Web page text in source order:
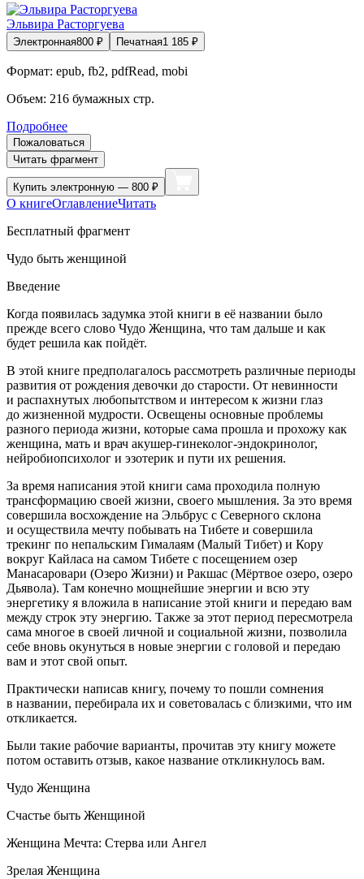
Эльвира Расторгуева
Электронная800 ₽ Печатная1 185 ₽
Формат: epub, fb2, pdfRead, mobi
Объем: 216 бумажных стр.
Подробнее
Пожаловаться
Читать фрагмент
Купить электронную — 800 ₽
О книгеОглавлениеЧитать
Бесплатный фрагмент
Чудо быть женщиной
Введение
Когда появилась задумка этой книги в её названии было
прежде всего слово Чудо Женщина, что там дальше и как
будет решила как пойдёт.
В этой книге предполагалось рассмотреть различные периоды
развития от рождения девочки до старости. От невинности
и распахнутых любопытством и интересом к жизни глаз
до жизненной мудрости. Освещены основные проблемы
разного периода жизни, которые сама прошла и прохожу как
женщина, мать и врач акушер-гинеколог-эндокринолог,
нейробиопсихолог и эзотерик и пути их решения.
За время написания этой книги сама проходила полную
трансформацию своей жизни, своего мышления. За это время
совершила восхождение на Эльбрус с Северного склона
и осуществила мечту побывать на Тибете и совершила
трекинг по непальским Гималаям (Малый Тибет) и Кору
вокруг Кайласа на самом Тибете с посещением озер
Манасаровари (Озеро Жизни) и Ракшас (Мёртвое озеро, озеро
Дьявола). Там конечно мощнейшие энергии и всю эту
энергетику я вложила в написание этой книги и передаю вам
между строк эту энергию. Также за этот период пересмотрела
сама многое в своей личной и социальной жизни, позволила
себе вновь окунуться в новые энергии с головой и передаю
вам и этот свой опыт.
Практически написав книгу, почему то пошли сомнения
в названии, перебирала их и советовалась с близкими, что им
откликается.
Были такие рабочие варианты, прочитав эту книгу можете
потом оставить отзыв, какое название откликнулось вам.
Чудо Женщина
Счастье быть Женщиной
Женщина Мечта: Стерва или Ангел
Зрелая Женщина